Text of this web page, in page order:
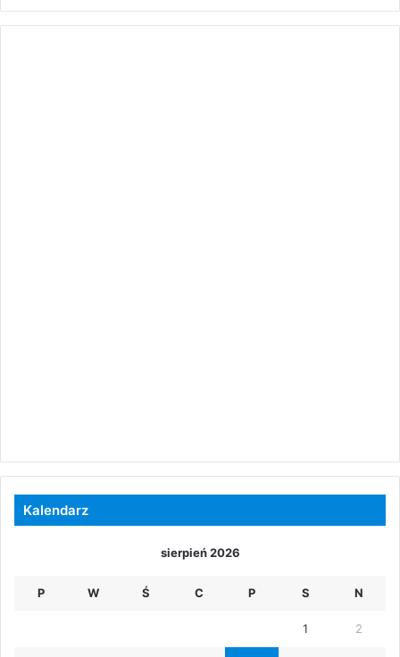
Kalendarz
sierpień 2026
P W Ś C P S N
1 2